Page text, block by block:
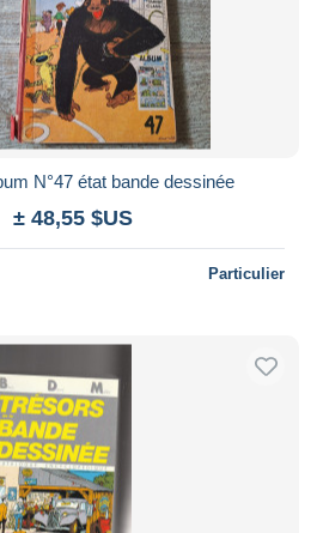
N°47 état bande dessinée
± 48,55 $US
Particulier